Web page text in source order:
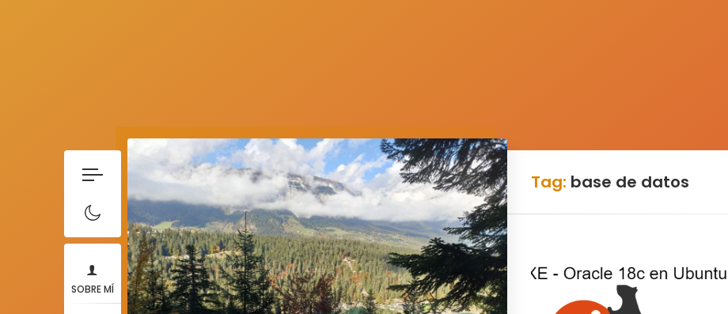
SOBRE MÍ
Tag: base de datos